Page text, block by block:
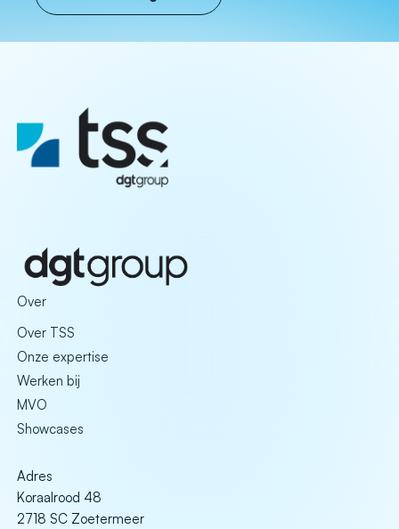
Over
Over TSS
Onze expertise
Werken bij
MVO
Showcases
Adres
Koraalrood 48
2718 SC Zoetermeer